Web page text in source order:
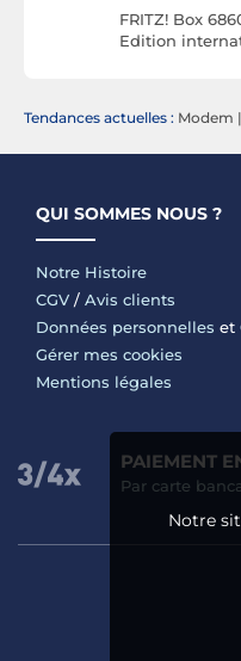
FRITZ! Box
Edition
Tendances actuelles : Modem |
QUI SOMMES NOUS ?
Notre Histoire
CGV / Avis clients
Données personnelles et
Gérer mes cookies
Mentions légales
PAIEMENT
Par carte
Notre